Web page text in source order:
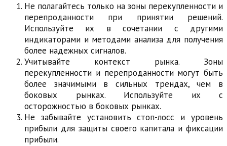
Не полагайтесь только на зоны перекупленности и
перепроданности при принятии решений.
Используйте их в сочетании с другими
индикаторами и методами анализа для получения
более надежных сигналов.
Учитывайте контекст рынка. Зоны
перекупленности и перепроданности могут быть
более значимыми в сильных трендах, чем в
боковых рынках. Используйте их с
осторожностью в боковых рынках.
Не забывайте установить стоп-лосс и уровень
прибыли для защиты своего капитала и фиксации
прибыли.